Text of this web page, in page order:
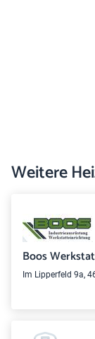
Weitere
Boos
Im Lipperfeld 9a,